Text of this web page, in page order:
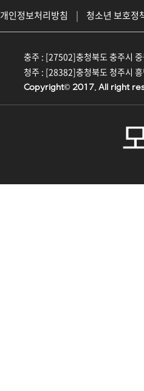
개인정보처리방침 |
청소년 보호정
충주 : [27502]충청북도 충주시
청주 : [28382]충청북도 청주시
Copyright© 2017. All right